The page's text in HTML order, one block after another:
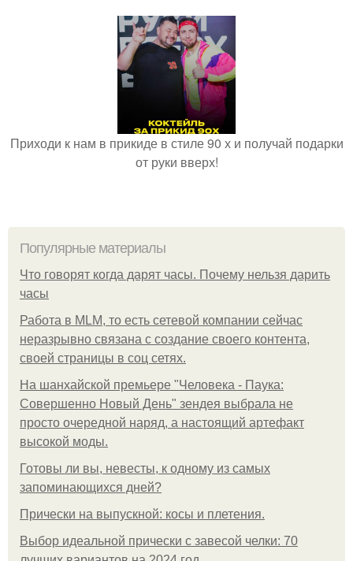
Приходи к нам в прикиде в стиле 90 х и получай подарки
от руки вверх!
Популярные материалы
Что говорят когда дарят часы. Почему нельзя дарить
часы
Работа в MLM, то есть сетевой компании сейчас
неразрывно связана с создание своего контента,
своей страницы в соц сетях.
На шанхайской премьере "Человека - Паука:
Совершенно Новый День" зендея выбрала не
просто очередной наряд, а настоящий артефакт
высокой моды.
Готовы ли вы, невесты, к одному из самых
запоминающихся дней?
Прически на выпускной: косы и плетения.
Выбор идеальной прически с завесой челки: 70